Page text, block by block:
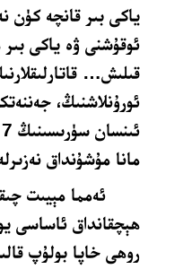
ياكى بىر قانچە كۈن
ئوقۇشنى ۋە ياكى بىر
قىلىش…
ئورۇنلاشنىڭ،
مانا مۇشۇنداق
ئەمما مېيىت
ھېچقانداق ئاساسى
روھى خاپا بولۇپ